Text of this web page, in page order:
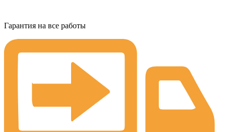
Гарантия на все работы